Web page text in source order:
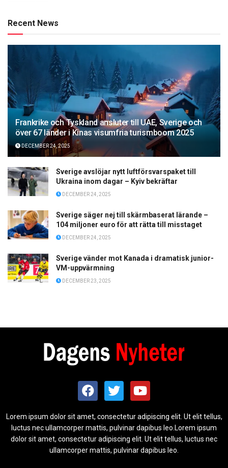
Recent News
Frankrike och Tyskland ansluter till UAE, Sverige och
över 67 länder i Kinas visumfria turismboom 2025
DECEMBER 24, 2025
Sverige avslöjar nytt luftförsvarspaket till
Ukraina inom dagar – Kyiv bekräftar
DECEMBER 24, 2025
Sverige säger nej till skärmbaserat lärande –
104 miljoner euro för att rätta till misstaget
DECEMBER 24, 2025
Sverige vänder mot Kanada i dramatisk junior-
VM-uppvärmning
DECEMBER 23, 2025
Lorem ipsum dolor sit amet, consectetur adipiscing elit. Ut elit tellus,
luctus nec ullamcorper mattis, pulvinar dapibus leo.Lorem ipsum
dolor sit amet, consectetur adipiscing elit. Ut elit tellus, luctus nec
ullamcorper mattis, pulvinar dapibus leo.